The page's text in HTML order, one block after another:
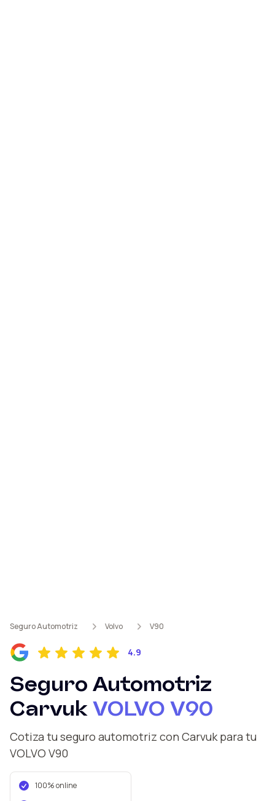
Seguro Automotriz Volvo V90
4.9
Seguro Automotriz
CarvukVOLVO V90
Cotiza tu seguro automotriz con Carvuk para tu
VOLVO V90
100% online